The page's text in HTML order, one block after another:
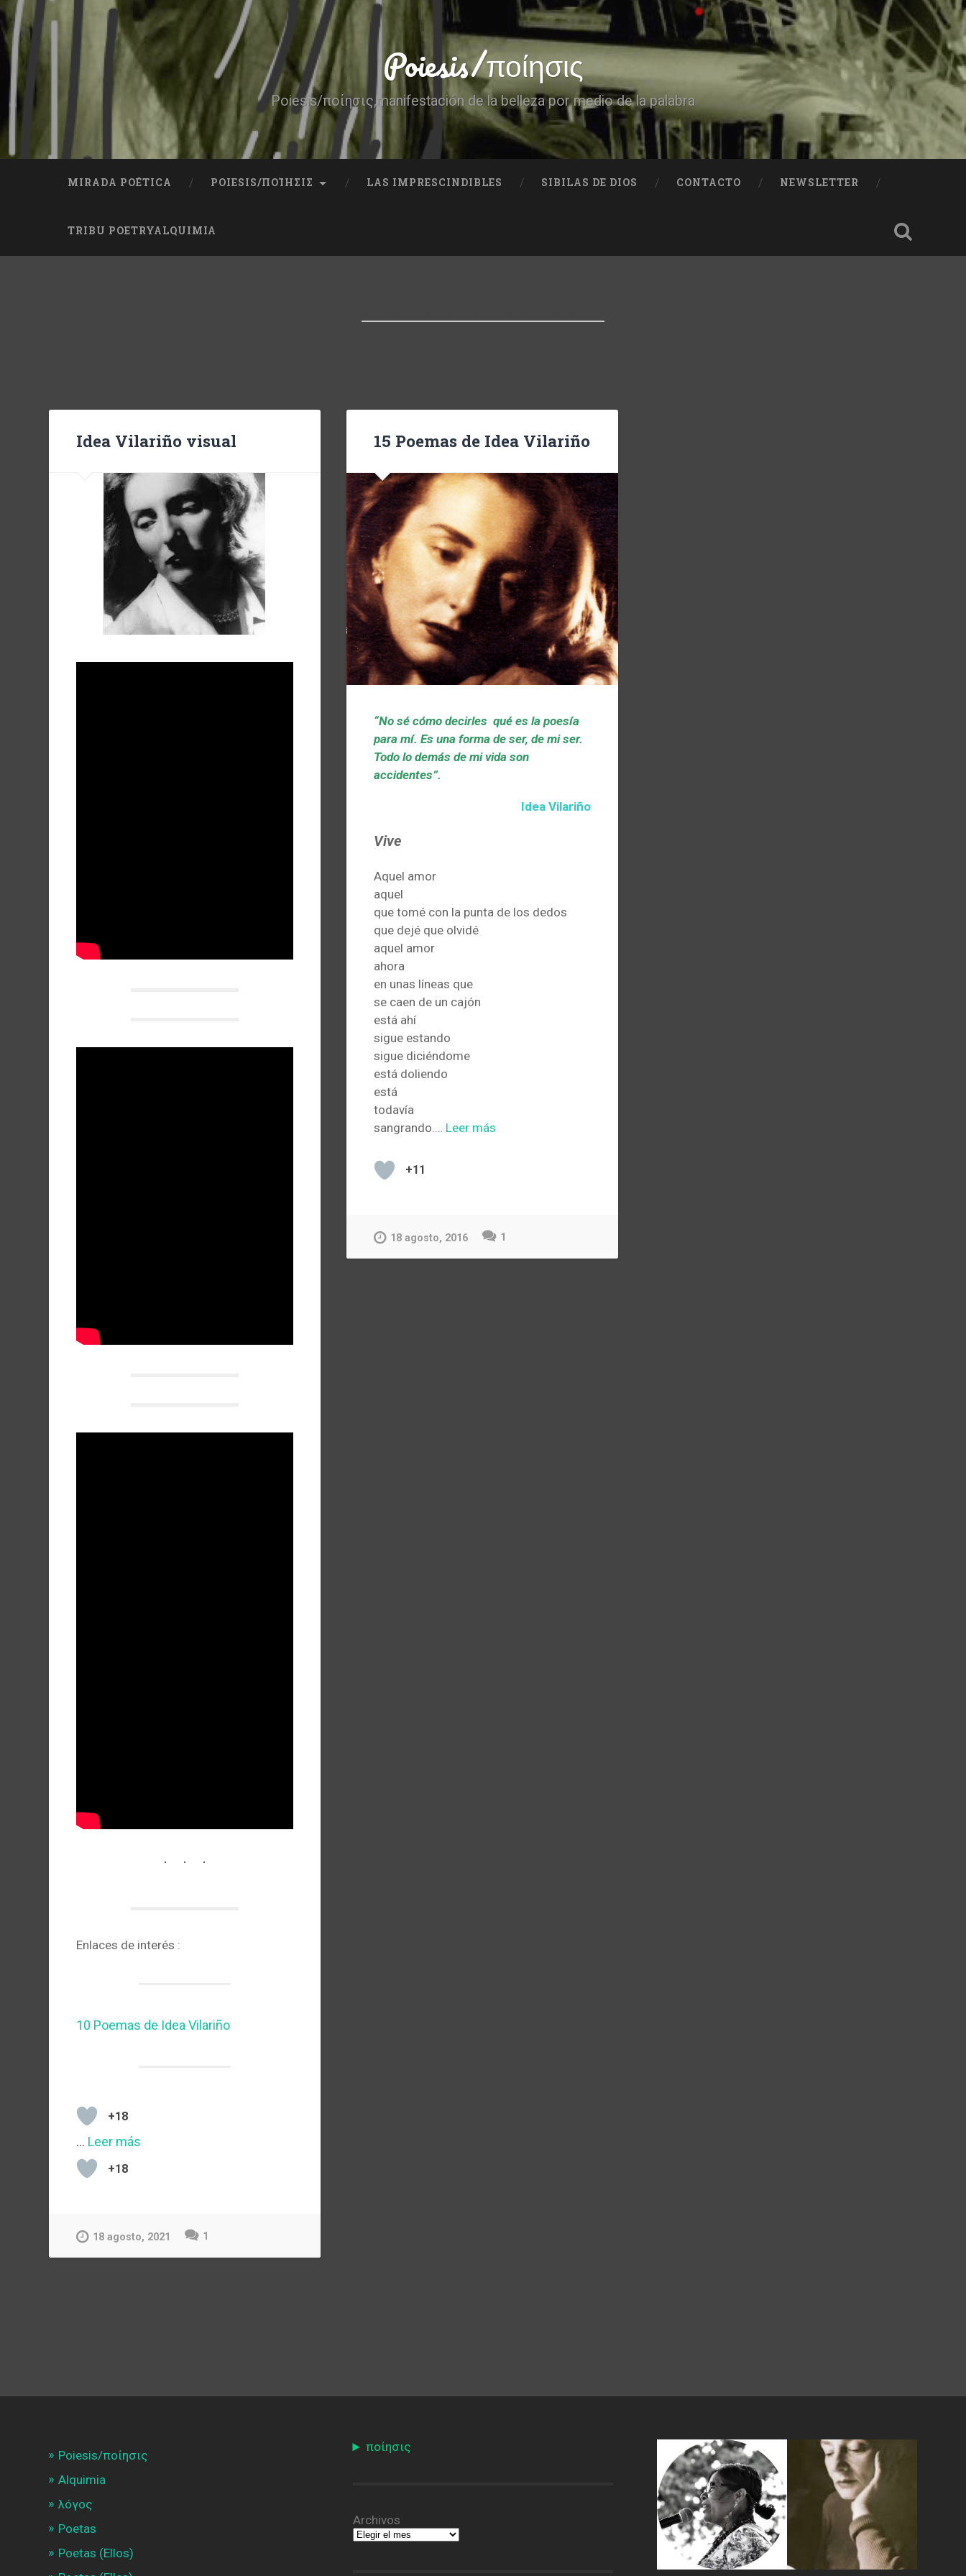
Skip
to
content
Search
Poiesis/ποίησις
Poiesis/ποίησις,manifestación de la belleza por medio de la palabra
MIRADA POÉTICA POIESIS/ΠΟΊΗΣΙΣ LAS IMPRESCINDIBLES SIBILAS DE DIOS CONTACTO NEWSLETTER
TRIBU POETRYALQUIMIA
Idea Vilariño visual
Enlaces de interés :
10 Poemas de Idea Vilariño
+18
… Leer más
+18
18 agosto, 2021 1
15 Poemas de Idea Vilariño
“No sé cómo decirles qué es la poesía
para mí. Es una forma de ser, de mi ser.
Todo lo demás de mi vida son
accidentes”.
Idea Vilariño
Vive
Aquel amor
aquel
que tomé con la punta de los dedos
que dejé que olvidé
aquel amor
ahora
en unas líneas que
se caen de un cajón
está ahí
sigue estando
sigue diciéndome
está doliendo
está
todavía
sangrando.… Leer más
+11
18 agosto, 2016 1
Poiesis/ποίησις
Alquimia
λóγος
Poetas
Poetas (Ellos)
ποίησις
Archivos